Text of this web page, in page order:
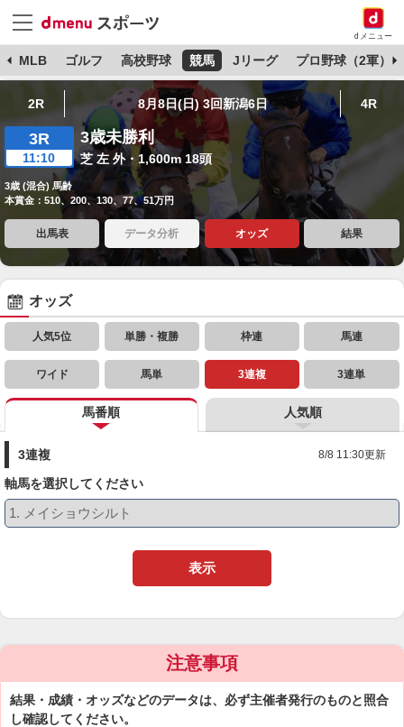
dメニュー
MLB ゴルフ 高校野球 競馬 Jリーグ プロ野球（2軍）
2R 8月8日(日) 3回新潟6日 4R
3R
11:10
3歳未勝利
芝 左 外・1,600m 18頭
3歳 (混合) 馬齢
本賞金：510、200、130、77、51万円
出馬表 データ分析 オッズ 結果
オッズ
人気5位 単勝・複勝 枠連 馬連
ワイド 馬単 3連複 3連単
馬番順 人気順
3連複 8/8 11:30更新
軸馬を選択してください
表示
注意事項
結果・成績・オッズなどのデータは、必ず主催者発行のものと照合
し確認してください。